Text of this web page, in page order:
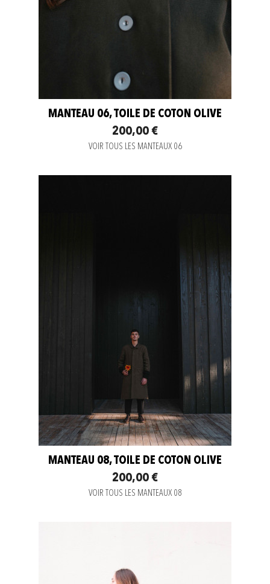
MANTEAU 06, TOILE DE COTON OLIVE
200,00 €
VOIR TOUS LES MANTEAUX 06
MANTEAU 08, TOILE DE COTON OLIVE
200,00 €
VOIR TOUS LES MANTEAUX 08